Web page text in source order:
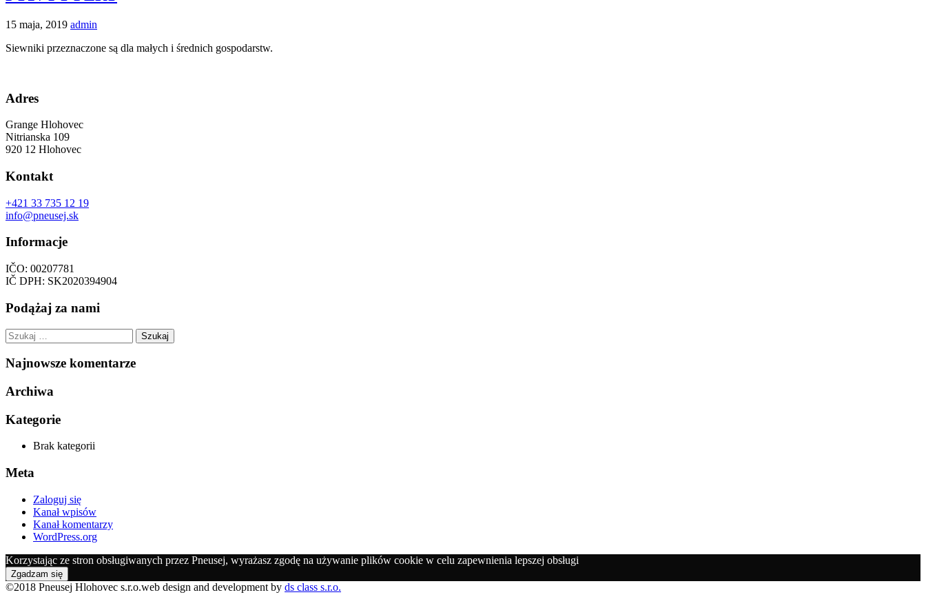
15 maja, 2019 admin
Siewniki przeznaczone są dla małych i średnich gospodarstw.
Adres
Grange Hlohovec
Nitrianska 109
920 12 Hlohovec
Kontakt
+421 33 735 12 19
info@pneusej.sk
Informacje
IČO: 00207781
IČ DPH: SK2020394904
Podążaj za nami
Szukaj:
Najnowsze komentarze
Archiwa
Kategorie
Brak kategorii
Meta
Zaloguj się
Kanał wpisów
Kanał komentarzy
WordPress.org
Korzystając ze stron obsługiwanych przez Pneusej, wyrażasz zgodę na używanie plików cookie w celu zapewnienia lepszej obsługi
Zgadzam się
©2018 Pneusej Hlohovec s.r.o.web design and development by ds class s.r.o.